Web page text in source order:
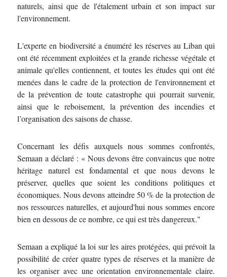
naturels, ainsi que de l'étalement urbain et son impact sur
l'environnement.
L'experte en biodiversité a énuméré les réserves au Liban qui
ont été récemment exploitées et la grande richesse végétale et
animale qu'elles contiennent, et toutes les études qui ont été
menées dans le cadre de la protection de l'environnement et
de la prévention de toute catastrophe qui pourrait survenir,
ainsi que le reboisement, la prévention des incendies et
l’organisation des saisons de chasse.
Concernant les défis auxquels nous sommes confrontés,
Semaan a déclaré : « Nous devons être convaincus que notre
héritage naturel est fondamental et que nous devons le
préserver, quelles que soient les conditions politiques et
économiques. Nous devons atteindre 50 % de la protection de
nos ressources naturelles, et aujourd'hui nous sommes encore
bien en dessous de ce nombre, ce qui est très dangereux."
Semaan a expliqué la loi sur les aires protégées, qui prévoit la
possibilité de créer quatre types de réserves et la manière de
les organiser avec une orientation environnementale claire.